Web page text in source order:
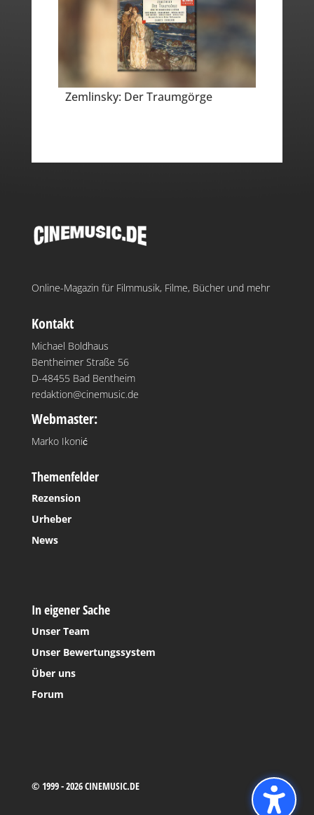
Zemlinsky: Der Traumgörge
Online-Magazin für Filmmusik, Filme, Bücher und mehr
Kontakt
Michael Boldhaus
Bentheimer Straße 56
D-48455 Bad Bentheim
redaktion@cinemusic.de
Webmaster:
Marko Ikonić
Themenfelder
Rezension
Urheber
News
In eigener Sache
Unser Team
Unser Bewertungssystem
Über uns
Forum
© 1999 - 2026 CINEMUSIC.DE